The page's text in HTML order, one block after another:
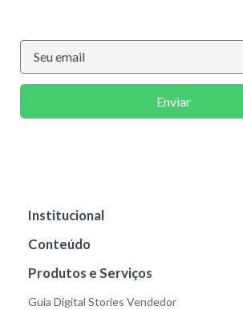
Enviar
Institucional
Conteúdo
Produtos e Serviços
Guia Digital Stories Vendedor